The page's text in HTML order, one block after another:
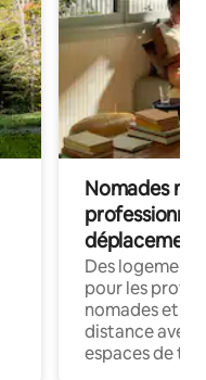
Nomades
déplacement
Des
pour les
nomades et
distance avec
espaces de